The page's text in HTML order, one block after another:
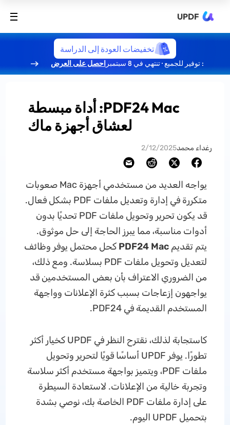
UPDF
تخفيضات العودة إلى الدراسة
: توفير للجميع · تنتهي في 8 سبتمبر احصل على العرض
PDF24 Mac: أداة مبسطة
لعشاق أجهزة ماك
رغداء محمد2/12/2025
يواجه العديد من مستخدمي أجهزة Mac صعوبات
متكررة في إدارة وتعديل ملفات PDF بشكل فعال.
قد يكون تحرير وتحويل ملفات PDF تحديًا بدون
أدوات مناسبة، مما يبرز الحاجة إلى حل موثوق.
يتم تقديم PDF24 Mac كحل محتمل يوفر وظائف
لتعديل وتحويل ملفات PDF بسلاسة. ومع ذلك،
من الضروري الاعتراف بأن بعض المستخدمين قد
يواجهون إزعاجات بسبب كثرة الإعلانات وواجهة
المستخدم القديمة في PDF24.
كاستجابة لذلك، نقترح النظر في UPDF كخيار أكثر
تطورًا. يوفر UPDF أساسًا قويًا لتحرير وتحويل
ملفات PDF، ويتميز بواجهة مستخدم أكثر سلاسة
وتجربة خالية من الإعلانات. لاستعادة السيطرة
على إدارة ملفات PDF الخاصة بك، نوصي بشدة
بتحميل UPDF اليوم.